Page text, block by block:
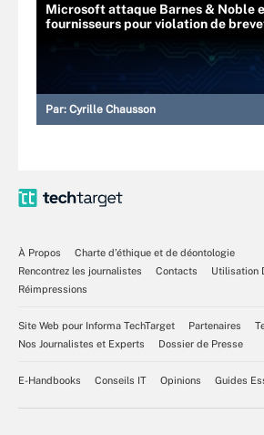
Microsoft attaque Barnes & Noble
fournisseurs pour violation de
Par: Cyrille Chausson
À Propos
Charte d’éthique et de déontologie
Rencontrez les journalistes
Contacts
Utilisation
Réimpressions
Site Web pour Informa TechTarget Partenaires
Nos Journalistes et Experts
Dossier de Presse
E-Handbooks Conseils IT Opinions Guides